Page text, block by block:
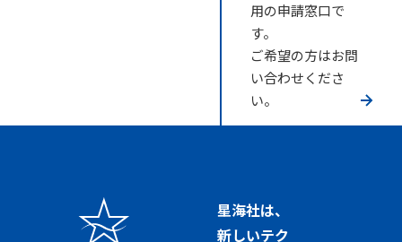
用の申請窓口で
す。
ご希望の方はお問
い合わせくださ
い。
星海社は、
新しいテク